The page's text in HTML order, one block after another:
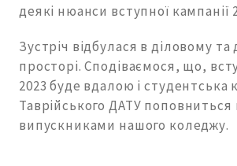
деякі нюанси вступної кампанії
Зустріч відбулася в діловому
просторі. Сподіваємося, що,
2023 буде вдалою і студентська
Таврійського ДАТУ поповниться
випускниками нашого коледжу.